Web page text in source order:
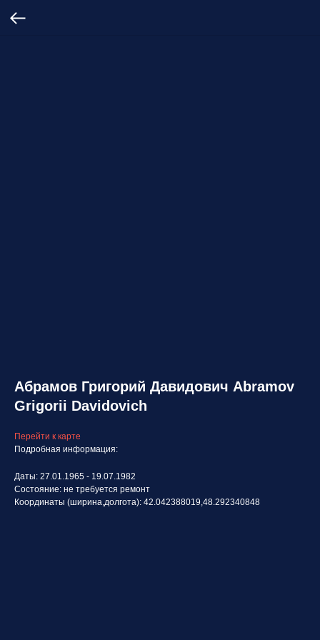
Абрамов Григорий Давидович Abramov
Grigorii Davidovich
Перейти к карте
Подробная информация:
Даты: 27.01.1965 - 19.07.1982
Состояние: не требуется ремонт
Координаты (ширина,долгота): 42.042388019,48.292340848